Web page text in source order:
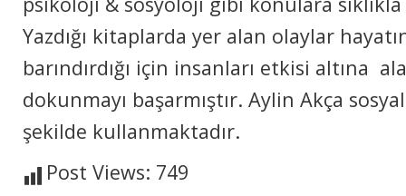
Yazdığı kitaplarda yer alan olaylar
barındırdığı için insanları etkisi altına
dokunmayı başarmıştır. Aylin Akça
şekilde kullanmaktadır.
Post Views: 749